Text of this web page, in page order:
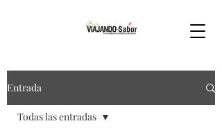
Entrada
Todas las entradas